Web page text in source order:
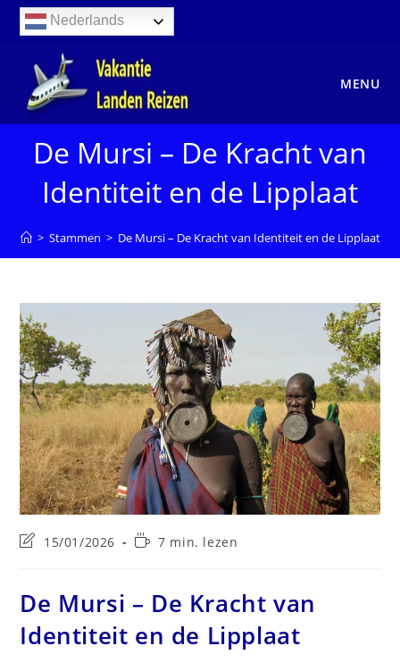
naar
Nederlands
MENU
De Mursi – De Kracht van
Identiteit en de Lipplaat
> Stammen > De Mursi – De Kracht van Identiteit en de Lipplaat
Laatste
bericht:
15/01/2026 Leestijd:
7 min. lezen
De Mursi – De Kracht van
Identiteit en de Lipplaat